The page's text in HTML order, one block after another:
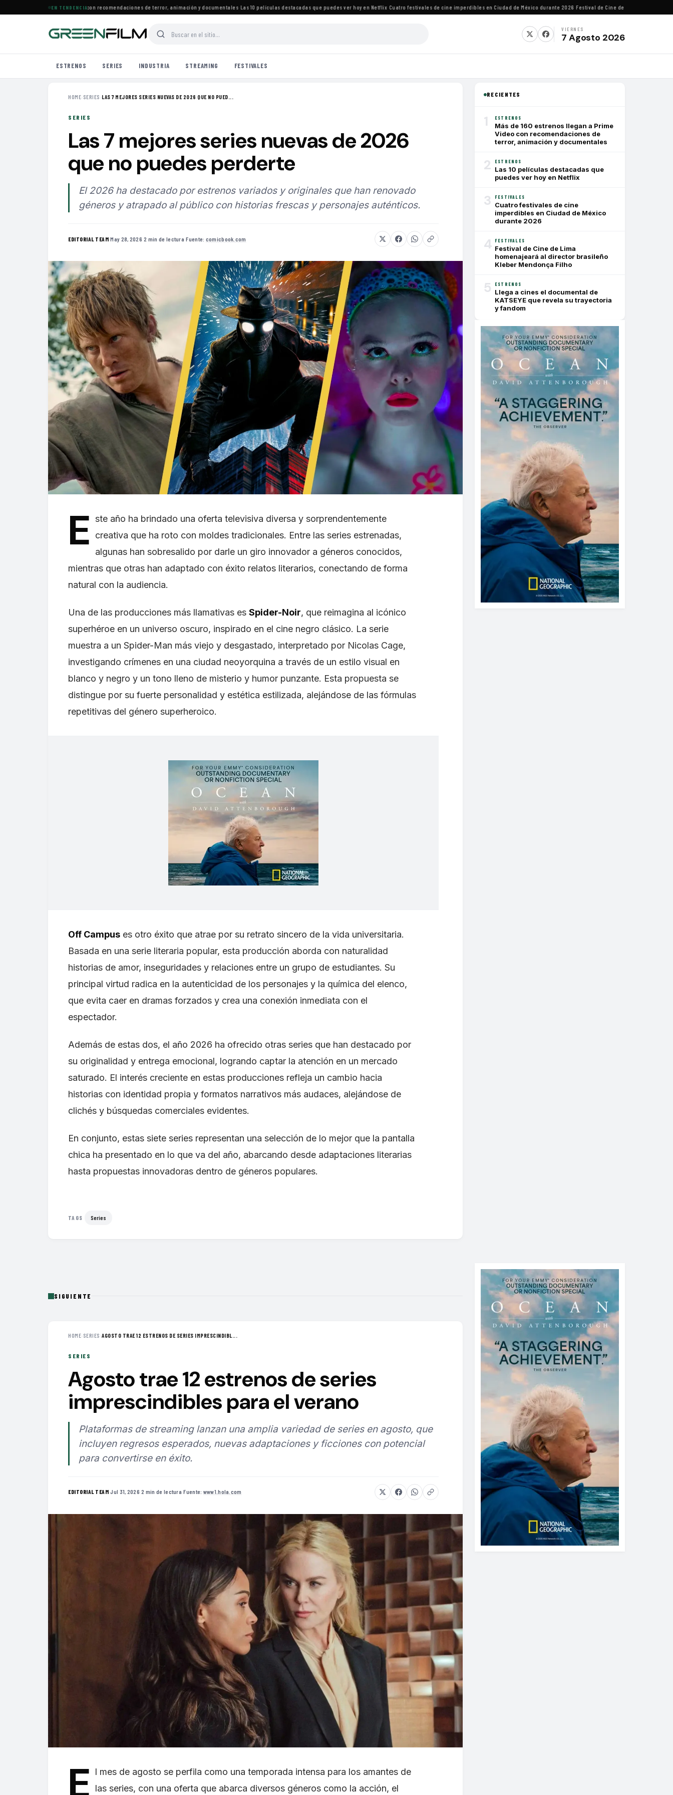
EN TENDENCIA
llegan a Prime Video con recomendaciones de terror, animación y documentales·Las 10 películas destacadas que puedes ver hoy en Netflix·Cuatro festivales de cine imperdibles en Ciudad de México durante 2026·Festival de Cine de Lima homenajeará al
VIERNES
7 Agosto 2026
ESTRENOS SERIES INDUSTRIA STREAMING FESTIVALES
HOME› SERIES ›LAS 7 MEJORES SERIES NUEVAS DE 2026 QUE NO PUED...
SERIES
Las 7 mejores series nuevas de 2026
que no puedes perderte
El 2026 ha destacado por estrenos variados y originales que han renovado
géneros y atrapado al público con historias frescas y personajes auténticos.
EDITORIAL TEAM·May 28, 2026·2 min de lectura·Fuente: comicbook.com
E ste año ha brindado una oferta televisiva diversa y sorprendentemente
creativa que ha roto con moldes tradicionales. Entre las series estrenadas,
algunas han sobresalido por darle un giro innovador a géneros conocidos,
mientras que otras han adaptado con éxito relatos literarios, conectando de forma
natural con la audiencia.
Una de las producciones más llamativas es Spider-Noir, que reimagina al icónico
superhéroe en un universo oscuro, inspirado en el cine negro clásico. La serie
muestra a un Spider-Man más viejo y desgastado, interpretado por Nicolas Cage,
investigando crímenes en una ciudad neoyorquina a través de un estilo visual en
blanco y negro y un tono lleno de misterio y humor punzante. Esta propuesta se
distingue por su fuerte personalidad y estética estilizada, alejándose de las fórmulas
repetitivas del género superheroico.
Off Campus es otro éxito que atrae por su retrato sincero de la vida universitaria.
Basada en una serie literaria popular, esta producción aborda con naturalidad
historias de amor, inseguridades y relaciones entre un grupo de estudiantes. Su
principal virtud radica en la autenticidad de los personajes y la química del elenco,
que evita caer en dramas forzados y crea una conexión inmediata con el
espectador.
Además de estas dos, el año 2026 ha ofrecido otras series que han destacado por
su originalidad y entrega emocional, logrando captar la atención en un mercado
saturado. El interés creciente en estas producciones refleja un cambio hacia
historias con identidad propia y formatos narrativos más audaces, alejándose de
clichés y búsquedas comerciales evidentes.
En conjunto, estas siete series representan una selección de lo mejor que la pantalla
chica ha presentado en lo que va del año, abarcando desde adaptaciones literarias
hasta propuestas innovadoras dentro de géneros populares.
TAGS Series
RECIENTES
1 ESTRENOS
Más de 160 estrenos llegan a Prime
Video con recomendaciones de
terror, animación y documentales
2 ESTRENOS
Las 10 películas destacadas que
puedes ver hoy en Netflix
3 FESTIVALES
Cuatro festivales de cine
imperdibles en Ciudad de México
durante 2026
4 FESTIVALES
Festival de Cine de Lima
homenajeará al director brasileño
Kleber Mendonça Filho
5 ESTRENOS
Llega a cines el documental de
KATSEYE que revela su trayectoria
y fandom
SIGUIENTE
HOME› SERIES ›AGOSTO TRAE 12 ESTRENOS DE SERIES IMPRESCINDIBL...
SERIES
Agosto trae 12 estrenos de series
imprescindibles para el verano
Plataformas de streaming lanzan una amplia variedad de series en agosto, que
incluyen regresos esperados, nuevas adaptaciones y ficciones con potencial
para convertirse en éxito.
EDITORIAL TEAM·Jul 31, 2026·2 min de lectura·Fuente: www1.hola.com
E
l mes de agosto se perfila como una temporada intensa para los amantes de
las series, con una oferta que abarca diversos géneros como la acción, el